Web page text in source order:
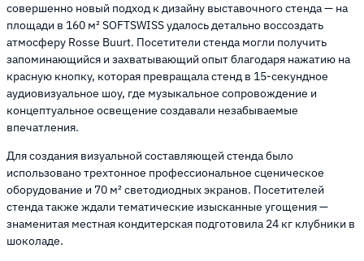
совершенно новый подход к дизайну выставочного стенда — на
площади в 160 м² SOFTSWISS удалось детально воссоздать
атмосферу Rosse Buurt. Посетители стенда могли получить
запоминающийся и захватывающий опыт благодаря нажатию на
красную кнопку, которая превращала стенд в 15-секундное
аудиовизуальное шоу, где музыкальное сопровождение и
концептуальное освещение создавали незабываемые
впечатления.
Для создания визуальной составляющей стенда было
использовано трехтонное профессиональное сценическое
оборудование и 70 м² светодиодных экранов. Посетителей
стенда также ждали тематические изысканные угощения —
знаменитая местная кондитерская подготовила 24 кг клубники в
шоколаде.